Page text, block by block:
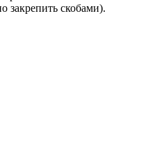
закрепить скобами).